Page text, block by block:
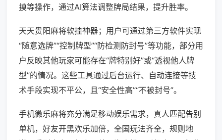
摸等操作，通过AI算法调整牌局结果，提升胜率。
天天贵阳麻将软挂神器；用户可通过第三方软件实现
“随意选牌”“控制牌型”“防检测防封号”等功能，部分用
户反映其他玩家可能存在“牌特别好”或“透视他人牌
型”的情况。这些工具通过后台运行、自动连接等技
术手段实现不平公，且“安全性高”“不被封号”。
手机微乐麻将充分满足移动娱乐需求，真人匹配告别
单机，好友开黑欢乐加倍，全国玩法齐全，规则地